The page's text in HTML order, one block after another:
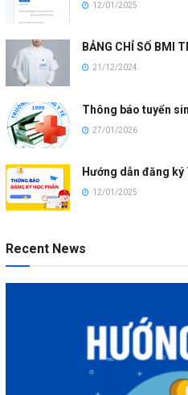
12/01/2025
BẢNG CHỈ SỐ BMI
21/12/2024
Thông báo tuyển
27/01/2026
Hướng dẫn đăng
12/01/2025
Recent News